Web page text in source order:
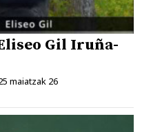
Gil Iruña-
maiatzak 26